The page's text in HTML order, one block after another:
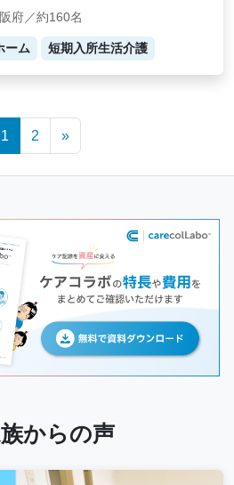
府／約160名
ーム 短期入所生活介護
1 2 »
からの声